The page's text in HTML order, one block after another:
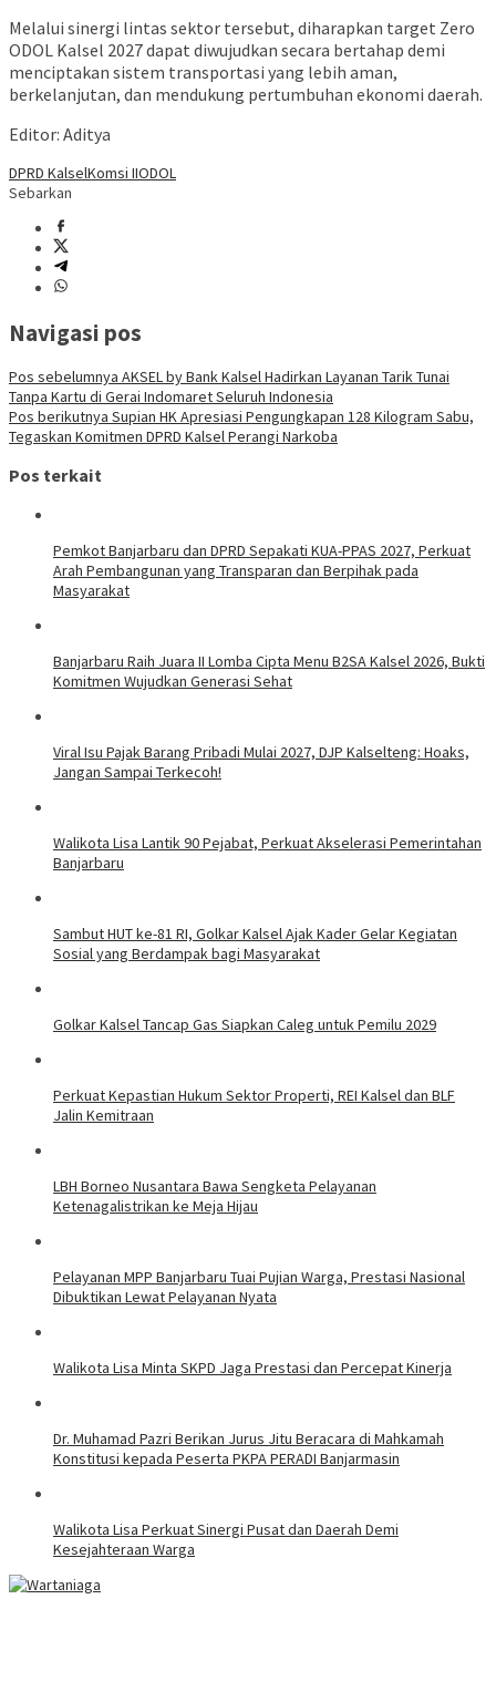
Melalui sinergi lintas sektor tersebut, diharapkan target Zero
ODOL Kalsel 2027 dapat diwujudkan secara bertahap demi
menciptakan sistem transportasi yang lebih aman,
berkelanjutan, dan mendukung pertumbuhan ekonomi daerah.
Editor: Aditya
DPRD KalselKomsi IIODOL
Sebarkan
Navigasi pos
Pos sebelumnya AKSEL by Bank Kalsel Hadirkan Layanan Tarik Tunai
Tanpa Kartu di Gerai Indomaret Seluruh Indonesia
Pos berikutnya Supian HK Apresiasi Pengungkapan 128 Kilogram Sabu,
Tegaskan Komitmen DPRD Kalsel Perangi Narkoba
Pos terkait
Pemkot Banjarbaru dan DPRD Sepakati KUA-PPAS 2027, Perkuat
Arah Pembangunan yang Transparan dan Berpihak pada
Masyarakat
Banjarbaru Raih Juara II Lomba Cipta Menu B2SA Kalsel 2026, Bukti
Komitmen Wujudkan Generasi Sehat
Viral Isu Pajak Barang Pribadi Mulai 2027, DJP Kalselteng: Hoaks,
Jangan Sampai Terkecoh!
Walikota Lisa Lantik 90 Pejabat, Perkuat Akselerasi Pemerintahan
Banjarbaru
Sambut HUT ke-81 RI, Golkar Kalsel Ajak Kader Gelar Kegiatan
Sosial yang Berdampak bagi Masyarakat
Golkar Kalsel Tancap Gas Siapkan Caleg untuk Pemilu 2029
Perkuat Kepastian Hukum Sektor Properti, REI Kalsel dan BLF
Jalin Kemitraan
LBH Borneo Nusantara Bawa Sengketa Pelayanan
Ketenagalistrikan ke Meja Hijau
Pelayanan MPP Banjarbaru Tuai Pujian Warga, Prestasi Nasional
Dibuktikan Lewat Pelayanan Nyata
Walikota Lisa Minta SKPD Jaga Prestasi dan Percepat Kinerja
Dr. Muhamad Pazri Berikan Jurus Jitu Beracara di Mahkamah
Konstitusi kepada Peserta PKPA PERADI Banjarmasin
Walikota Lisa Perkuat Sinergi Pusat dan Daerah Demi
Kesejahteraan Warga